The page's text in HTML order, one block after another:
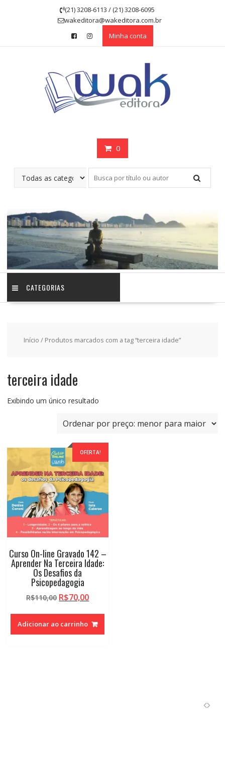
(21) 3208-6113 / (21) 3208-6095
wakeditora@wakeditora.com.br
Minha conta
0
CATEGORIAS
Início / Produtos marcados com a tag “terceira idade”
terceira idade
Exibindo um único resultado
OFERTA!
Curso On-line Gravado 142 –
Aprender Na Terceira Idade:
Os Desafios da
Psicopedagogia
R$110,00 O
original
era:
R$70,00O
atual
é:
Adicionar ao carrinho